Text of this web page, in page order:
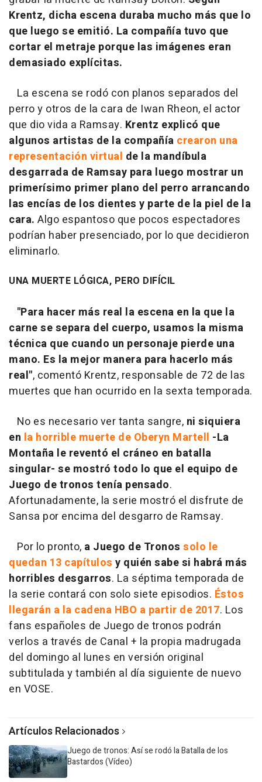
Krentz, dicha escena duraba mucho más que lo
que luego se emitió. La compañía tuvo que
cortar el metraje porque las imágenes eran
demasiado explícitas.
La escena se rodó con planos separados del
perro y otros de la cara de Iwan Rheon, el actor
que dio vida a Ramsay. Krentz explicó que
algunos artistas de la compañía crearon una
representación virtual de la mandíbula
desgarrada de Ramsay para luego mostrar un
primerísimo primer plano del perro arrancando
las encías de los dientes y parte de la piel de la
cara. Algo espantoso que pocos espectadores
podrían haber presenciado, por lo que decidieron
eliminarlo.
UNA MUERTE LÓGICA, PERO DIFÍCIL
"Para hacer más real la escena en la que la
carne se separa del cuerpo, usamos la misma
técnica que cuando un personaje pierde una
mano. Es la mejor manera para hacerlo más
real", comentó Krentz, responsable de 72 de las
muertes que han ocurrido en la sexta temporada.
No es necesario ver tanta sangre, ni siquiera
en la horrible muerte de Oberyn Martell -La
Montaña le reventó el cráneo en batalla
singular- se mostró todo lo que el equipo de
Juego de tronos tenía pensado.
Afortunadamente, la serie mostró el disfrute de
Sansa por encima del desgarro de Ramsay.
Por lo pronto, a Juego de Tronos solo le
quedan 13 capítulos y quién sabe si habrá más
horribles desgarros. La séptima temporada de
la serie contará con solo siete episodios. Éstos
llegarán a la cadena HBO a partir de 2017. Los
fans españoles de Juego de tronos podrán
verlos a través de Canal + la propia madrugada
del domingo al lunes en versión original
subtitulada y también al día siguiente de nuevo
en VOSE.
Artículos Relacionados
Juego de tronos: Así se rodó la Batalla de los
Bastardos (Vídeo)